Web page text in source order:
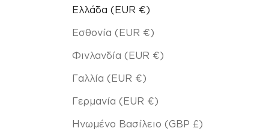
Ελλάδα (EUR €)
Εσθονία (EUR €)
Φινλανδία (EUR €)
Γαλλία (EUR €)
Γερμανία (EUR €)
Ηνωμένο Βασίλειο (GBP £)